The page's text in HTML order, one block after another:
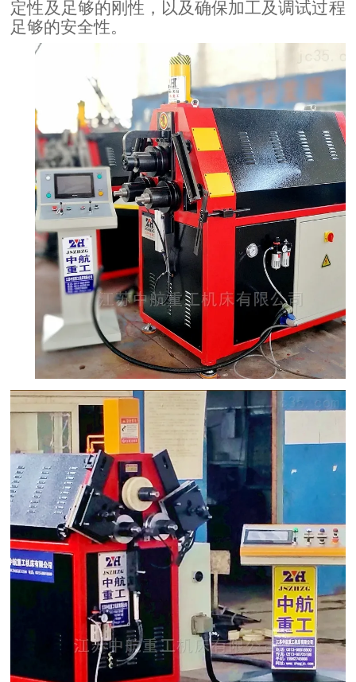
定性及足够的刚性，以及确保加工及调试过程
足够的安全性。